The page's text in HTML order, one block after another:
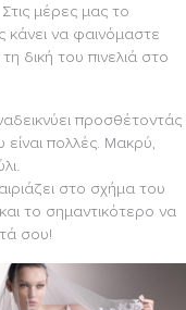
μέρες μας το
κάνει να φαινόμαστε
δική του πινελιά στο
προσθέτοντάς
είναι πολλές. Μακρύ,
στο σχήμα του
το σημαντικότερο να
σου!